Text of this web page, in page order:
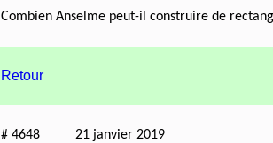
Combien Anselme peut-il construire de
Retour
# 4648 21 janvier 2019